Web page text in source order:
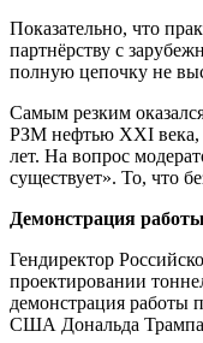
Показательно, что
партнёрству с
полную цепочку не
Самым резким
РЗМ нефтью XXI века,
лет. На вопрос
существует». То, что
Демонстрация работы
Гендиректор
проектировании
демонстрация работы
США Дональда